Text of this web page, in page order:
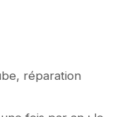
, réparation